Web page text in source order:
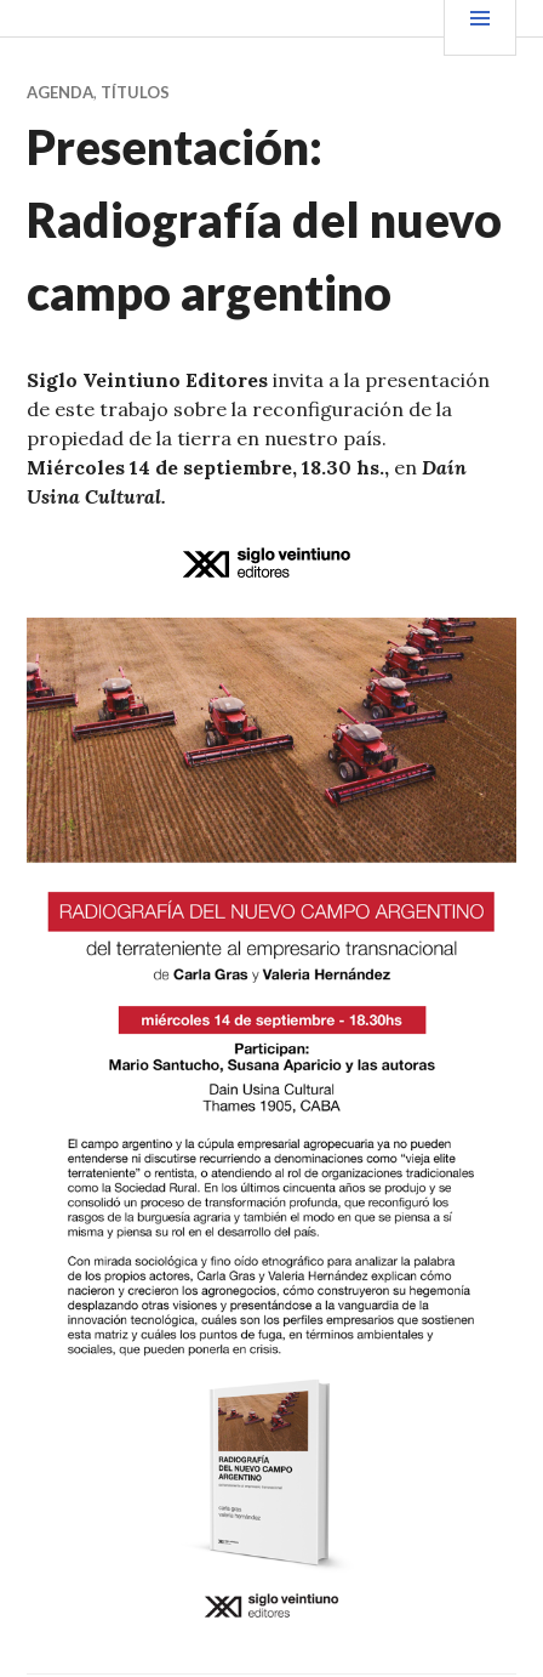
al VENDER+LIBROS NOTICIAS
AGENDA, TÍTULOS
Presentación:
Radiografía del nuevo
campo argentino
Siglo Veintiuno Editores invita a la presentación
de este trabajo sobre la reconfiguración de la
propiedad de la tierra en nuestro país.
Miércoles 14 de septiembre, 18.30 hs., enDaín
Usina Cultural.